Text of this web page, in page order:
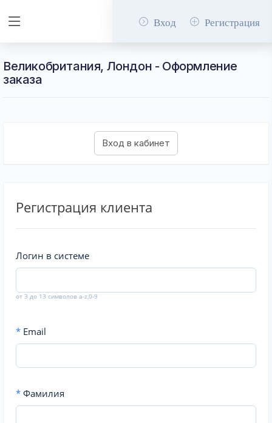
Вход Регистрация
Великобритания, Лондон - Оформление
заказа
Регистрация клиента
Логин в системе
от 3 до 13 символов a-z,0-9
* Email
* Фамилия